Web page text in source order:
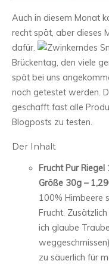
Auch in diesem Monat
recht spät, aber dieses
dafür.
Brückentag, den viele
spät bei uns
noch getestet werden.
geschafft fast alle
Blogposts zu testen.
Der Inhalt
Frucht Pur
Größe 30g –
100% Himbeere
Frucht.
ich glaube
zu säuerlich für